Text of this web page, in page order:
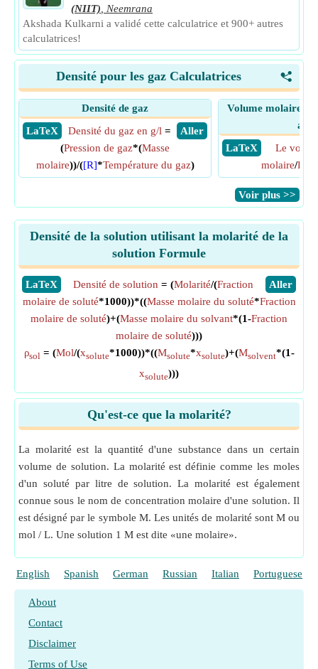
(NIIT)
Neemrana
Akshada Kulkarni a validé cette calculatrice et 900+ autres
calculatrices!
<
Densité pour les gaz Calculatrices
Densité de gaz
​ LaTeX
​ Aller
Densité du gaz en g/l =
(Pression de gaz*(Masse
molaire))/([R]*Température du gaz)
Volume molaire de
​ LaTeX
Le
molaire/
​Voir plus >>
Densité de la solution utilisant la molarité de la
solution Formule
​LaTeX ​Aller
Densité de solution = (Molarité/(Fraction
molaire de soluté*1000))*((Masse molaire du soluté*Fraction
molaire de soluté)+(Masse molaire du solvant*(1-Fraction
molaire de soluté)))
ρsol = (Mol/(xsolute*1000))*((Msolute*xsolute)+(Msolvent*(1-
xsolute)))
Qu'est-ce que la molarité?
La molarité est la quantité d'une substance dans un certain
volume de solution. La molarité est définie comme les moles
d'un soluté par litre de solution. La molarité est également
connue sous le nom de concentration molaire d'une solution. Il
est désigné par le symbole M. Les unités de molarité sont M ou
mol / L. Une solution 1 M est dite «une molaire».
English Spanish German Russian Italian Portuguese
About
Contact
Disclaimer
Terms of Use